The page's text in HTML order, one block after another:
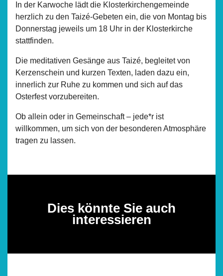
In der Karwoche lädt die Klosterkirchengemeinde
herzlich zu den Taizé-Gebeten ein, die von Montag bis
Donnerstag jeweils um 18 Uhr in der Klosterkirche
stattfinden.
Die meditativen Gesänge aus Taizé, begleitet von
Kerzenschein und kurzen Texten, laden dazu ein,
innerlich zur Ruhe zu kommen und sich auf das
Osterfest vorzubereiten.
Ob allein oder in Gemeinschaft – jede*r ist
willkommen, um sich von der besonderen Atmosphäre
tragen zu lassen.
Dies könnte Sie auch
interessieren